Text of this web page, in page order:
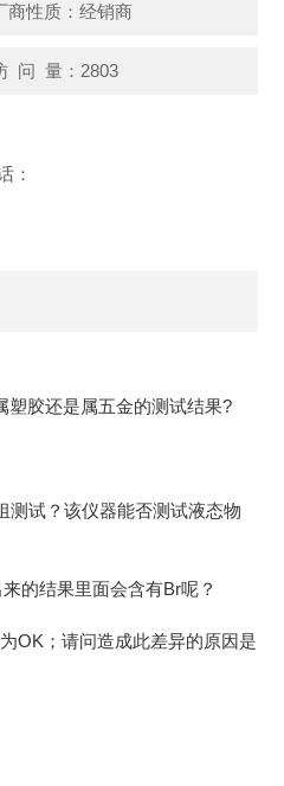
商性质：经销商
问 量：2803
：
塑胶还是属五金的测试结果?
测试？该仪器能否测试液态物
的结果里面会含有Br呢？
OK；请问造成此差异的原因是